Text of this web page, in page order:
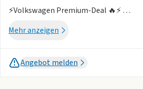
⚡️Volkswagen Premium-Deal 🔥⚡️
🚗Abholung des Fahrzeuges in:
🚗Rückgabe des Fahrzeuges in:
Mehr anzeigen
Angebot melden